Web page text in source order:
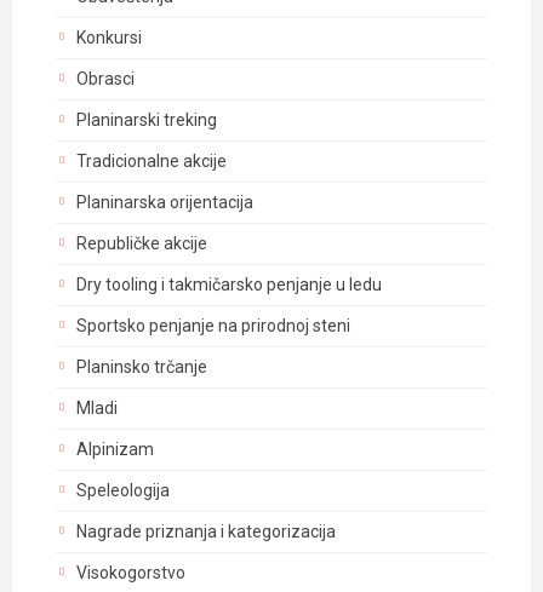
Konkursi
Obrasci
Planinarski treking
Tradicionalne akcije
Planinarska orijentacija
Republičke akcije
Dry tooling i takmičarsko penjanje u ledu
Sportsko penjanje na prirodnoj steni
Planinsko trčanje
Mladi
Alpinizam
Speleologija
Nagrade priznanja i kategorizacija
Visokogorstvo